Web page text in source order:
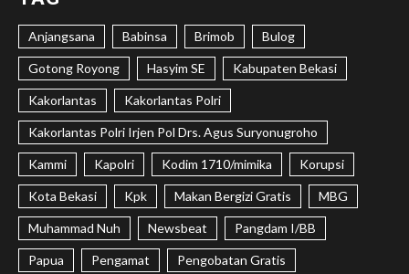
Anjangsana Babinsa Brimob Bulog
Gotong Royong Hasyim SE Kabupaten Bekasi
Kakorlantas Kakorlantas Polri
Kakorlantas Polri Irjen Pol Drs. Agus Suryonugroho
Kammi Kapolri Kodim 1710/mimika Korupsi
Kota Bekasi Kpk Makan Bergizi Gratis MBG
Muhammad Nuh Newsbeat Pangdam I/BB
Papua Pengamat Pengobatan Gratis